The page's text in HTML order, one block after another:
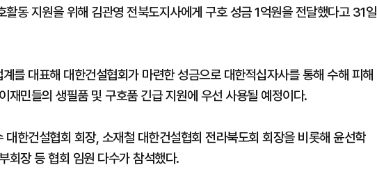
활동 지원을 위해 김관영 전북도지사에게 구호 성금 1억원을 전달했다고 31일
를 대표해 대한건설협회가 마련한 성금으로 대한적십자사를 통해 수해 피해
재민들의 생필품 및 구호품 긴급 지원에 우선 사용될 예정이다.
대한건설협회 회장, 소재철 대한건설협회 전라북도회 회장을 비롯해 윤선학
회장 등 협회 임원 다수가 참석했다.